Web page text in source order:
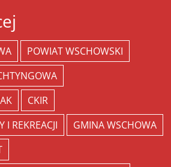
POWIAT WSCHOWSKI
CKIR
I REKREACJI
GMINA WSCHOWA